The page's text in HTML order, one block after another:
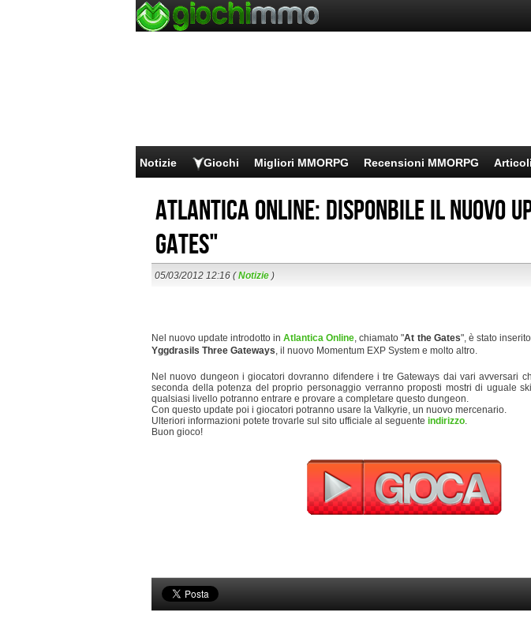
Notizie Giochi Migliori MMORPG Recensioni MMORPG Articoli
Atlantica Online: disponbile il nuovo
Gates"
05/03/2012 12:16 (Notizie )
Nel nuovo update introdotto inAtlantica Online, chiamato "At the Gates", è stato
Yggdrasils Three Gateways, il nuovo Momentum EXP System e molto altro.
Nel nuovo dungeon i giocatori dovranno difendere i tre Gateways dai vari avversari
seconda della potenza del proprio personaggio verranno proposti mostri di uguale
qualsiasi livello potranno entrare e provare a completare questo dungeon.
Con questo update poi i giocatori potranno usare la Valkyrie, un nuovo mercenario.
Ulteriori informazioni potete trovarle sul sito ufficiale al seguente indirizzo.
Buon gioco!